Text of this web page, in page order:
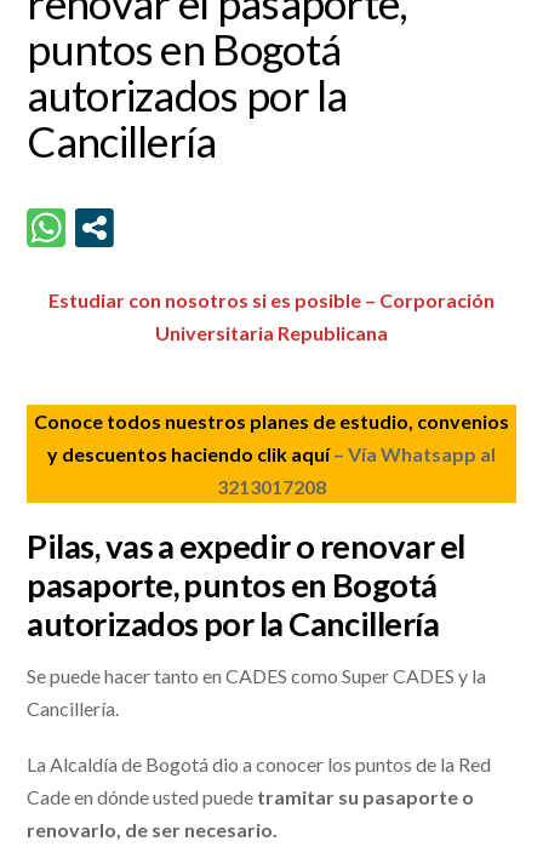
puntos en Bogotá
autorizados por la
Cancillería
Estudiar con nosotros si es posible – Corporación
Universitaria Republicana
Conoce todos nuestros planes de estudio, convenios
y descuentos haciendo clik aquí– Vía Whatsapp al
3213017208
Pilas, vas a expedir o renovar el
pasaporte, puntos en Bogotá
autorizados por la Cancillería
Se puede hacer tanto en CADES como Super CADES y la
Cancillería.
La Alcaldía de Bogotá dio a conocer los puntos de la Red
Cade en dónde usted puede tramitar su pasaporte o
renovarlo, de ser necesario.